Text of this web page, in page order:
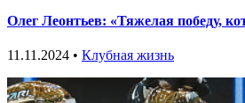
Олег Леонтьев: «Тяжелая победу,
11.11.2024 • Клубная жизнь